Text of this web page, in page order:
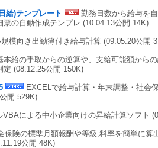
給)テンプレート
勤務日数から給与を
票の自動作成テンプレ (10.04.13公開 14K)
模向き出勤簿付き給与計算 (09.05.20公開
本給の手取からの逆算や、支給可能額から
定 (08.12.25公開 150K)
EXCELで給与計算・年末調整・社会
開 529K)
VBAによる中小企業向けの昇給計算ソフト
保険の標準月額報酬や等級,料率を簡単に算
公開 48K)